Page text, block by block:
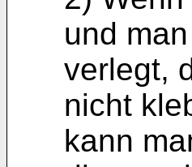
und
verlegt,
nicht
kann